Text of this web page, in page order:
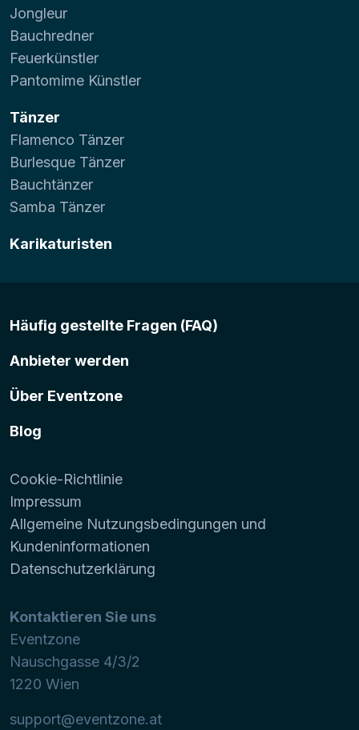
Jongleur
Bauchredner
Feuerkünstler
Pantomime Künstler
Tänzer
Flamenco Tänzer
Burlesque Tänzer
Bauchtänzer
Samba Tänzer
Karikaturisten
Häufig gestellte Fragen (FAQ)
Anbieter werden
Über Eventzone
Blog
Cookie-Richtlinie
Impressum
Allgemeine Nutzungsbedingungen und
Kundeninformationen
Datenschutzerklärung
Kontaktieren Sie uns
Eventzone
Nauschgasse 4/3/2
1220 Wien
support@eventzone.at